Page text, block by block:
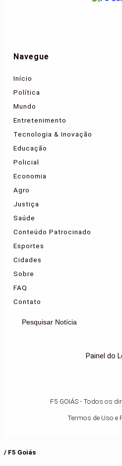
Navegue
Início
Política
Mundo
Entretenimento
Tecnologia & Inovação
Educação
Policial
Economia
Agro
Justiça
Saúde
Conteúdo Patrocinado
Esportes
Cidades
Sobre
FAQ
Contato
Pesquisar Notícia
Painel do
F5 GOIÁS - Todos os
Termos de Uso e
/ F5 Goiás